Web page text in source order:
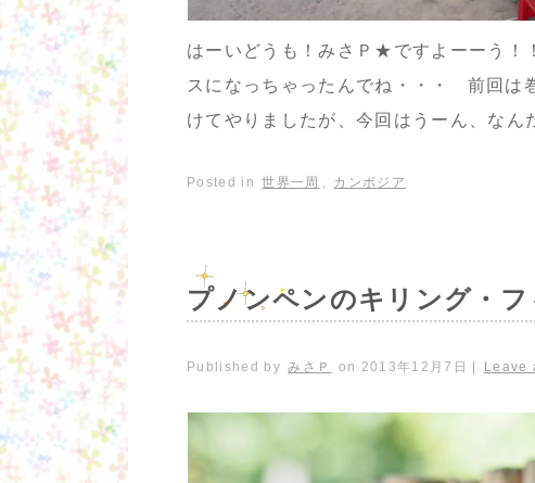
はーいどうも！みさＰ★ですよーーう！
スになっちゃったんでね・・・ 前回は
けてやりましたが、今回はうーん、な
Posted in 世界一周 , カンボジア
プノンペンのキリング・フ
Published by みさＰ on 2013年12月7日 Leave